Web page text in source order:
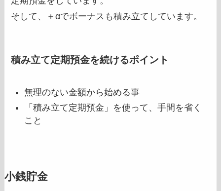
そして、＋αでボーナスも積み立てしています。
積み立て定期預金を続けるポイント
無理のない金額から始める事
「積み立て定期預金」を使って、手間を省く
こと
小銭貯金